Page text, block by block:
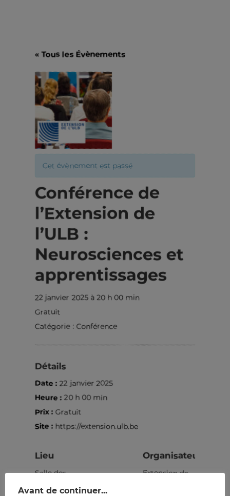
« Tous les Évènements
Cet évènement est passé
Conférence de
l’Extension de
l’ULB :
Neurosciences et
apprentissages
22 janvier 2025 à 20 h 00 min
Gratuit
Catégorie : Conférence
Détails
Date : 22 janvier 2025
Heure : 20 h 00 min
Prix : Gratuit
Site : https://extension.ulb.be
Lieu
Salle des
mariages de
Organisateur
Extension de
Avant de continuer...